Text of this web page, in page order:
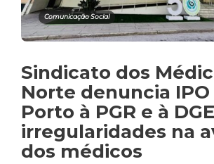
Comunicação Social
Sindicato dos
Norte denuncia IPO
Porto à PGR e à
irregularidades na
dos médicos